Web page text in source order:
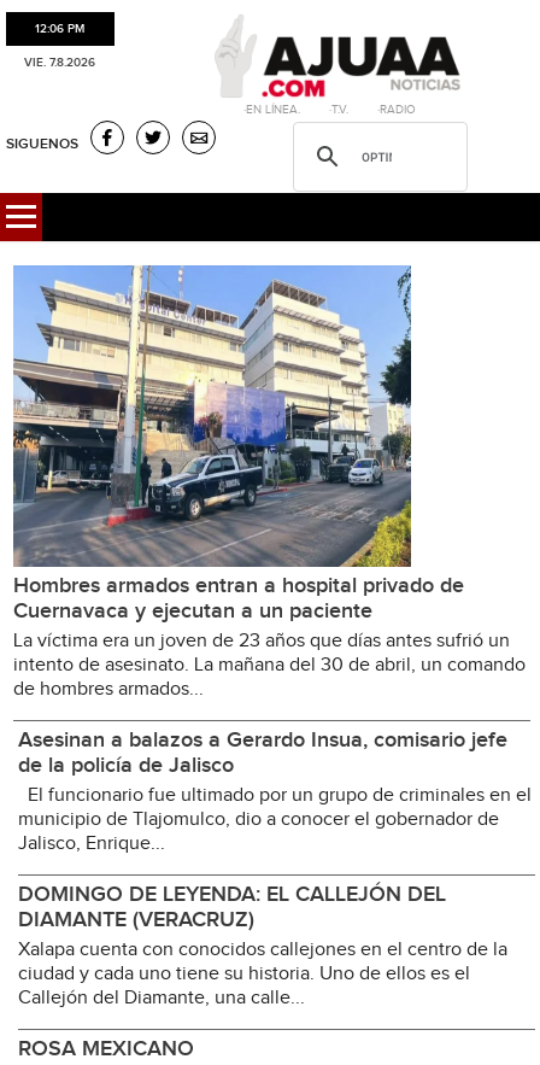
12:06 PM
VIE. 7.8.2026
·EN LÍNEA. ·T.V. ·RADIO
SIGUENOS
Hombres armados entran a hospital privado de
Cuernavaca y ejecutan a un paciente
La víctima era un joven de 23 años que días antes sufrió un
intento de asesinato. La mañana del 30 de abril, un comando
de hombres armados...
Asesinan a balazos a Gerardo Insua, comisario jefe
de la policía de Jalisco
El funcionario fue ultimado por un grupo de criminales en el
municipio de Tlajomulco, dio a conocer el gobernador de
Jalisco, Enrique...
DOMINGO DE LEYENDA: EL CALLEJÓN DEL
DIAMANTE (VERACRUZ)
Xalapa cuenta con conocidos callejones en el centro de la
ciudad y cada uno tiene su historia. Uno de ellos es el
Callejón del Diamante, una calle...
ROSA MEXICANO